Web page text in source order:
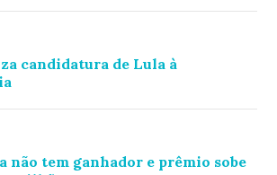
candidatura de Lula à
não tem ganhador e prêmio sobe